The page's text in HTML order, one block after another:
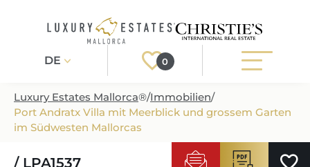
DE 0
Registrieren Login
Luxury Estates Mallorca®/Immobilien/
Port Andratx Villa mit Meerblick und grossem Garten
im Südwesten Mallorcas
/ LPA1537